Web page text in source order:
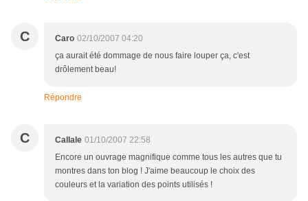
C Caro 02/10/2007 04:20
ça aurait été dommage de nous faire louper ça, c'est
drôlement beau!
Répondre
C Callale 01/10/2007 22:58
Encore un ouvrage magnifique comme tous les autres que tu
montres dans ton blog ! J'aime beaucoup le choix des
couleurs et la variation des points utilisés !